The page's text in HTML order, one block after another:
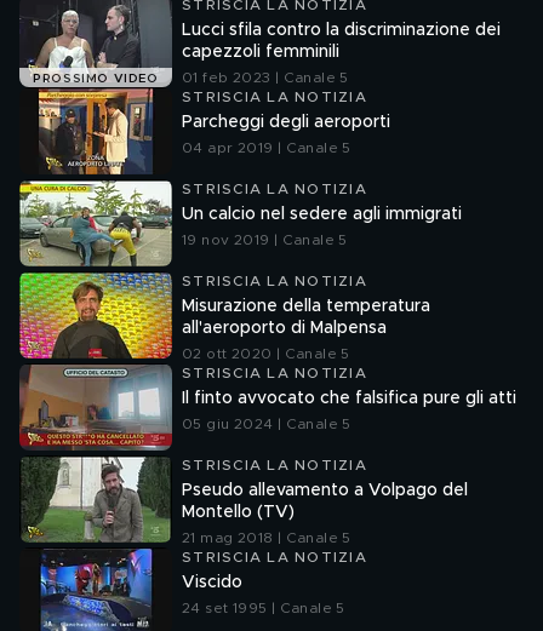
PROSSIMO VIDEO
STRISCIA LA NOTIZIA
Lucci sfila contro la discriminazione dei
capezzoli femminili
01 feb 2023 | Canale 5
STRISCIA LA NOTIZIA
Parcheggi degli aeroporti
04 apr 2019 | Canale 5
STRISCIA LA NOTIZIA
Un calcio nel sedere agli immigrati
19 nov 2019 | Canale 5
STRISCIA LA NOTIZIA
Misurazione della temperatura
all'aeroporto di Malpensa
02 ott 2020 | Canale 5
STRISCIA LA NOTIZIA
Il finto avvocato che falsifica pure gli atti
05 giu 2024 | Canale 5
STRISCIA LA NOTIZIA
Pseudo allevamento a Volpago del
Montello (TV)
21 mag 2018 | Canale 5
STRISCIA LA NOTIZIA
Viscido
24 set 1995 | Canale 5